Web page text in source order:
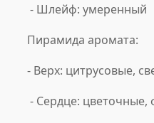
- Шлейф: умеренный
Пирамида аромата:
- Верх: цитрусовые,
- Сердце: цветочные,